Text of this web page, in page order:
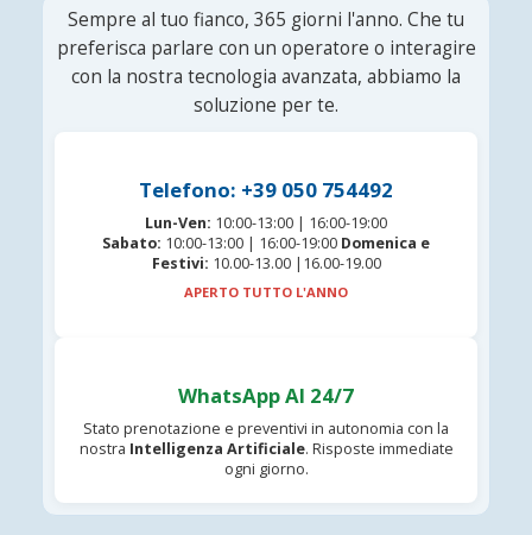
Sempre al tuo fianco, 365 giorni l'anno. Che tu
preferisca parlare con un operatore o interagire
con la nostra tecnologia avanzata, abbiamo la
soluzione per te.
Telefono: +39 050 754492
Lun-Ven: 10:00-13:00 | 16:00-19:00
Sabato: 10:00-13:00 | 16:00-19:00 Domenica e
Festivi: 10.00-13.00 |16.00-19.00
APERTO TUTTO L'ANNO
WhatsApp AI 24/7
Stato prenotazione e preventivi in autonomia con la
nostra Intelligenza Artificiale. Risposte immediate
ogni giorno.